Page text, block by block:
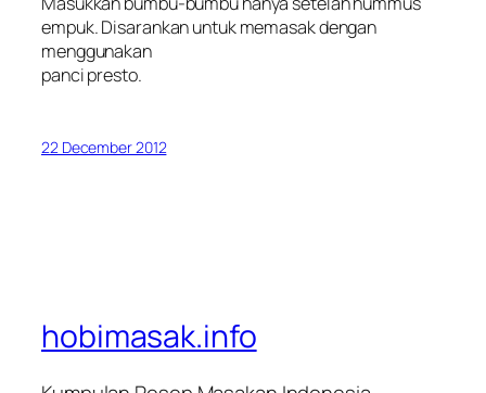
empuk. Disarankan untuk memasak dengan
menggunakan
panci presto.
22 December 2012
hobimasak.info